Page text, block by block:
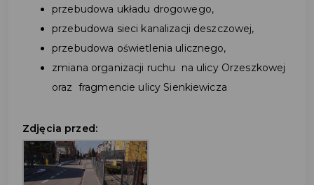
przebudowa układu drogowego,
przebudowa sieci kanalizacji deszczowej,
przebudowa oświetlenia ulicznego,
zmiana organizacji ruchu na ulicy Orzeszkowej
oraz fragmencie ulicy Sienkiewicza
Zdjęcia przed: